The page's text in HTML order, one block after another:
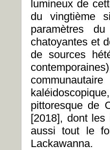
lumineux de
du vingtième
paramètres
chatoyantes et
de sources
pittoresque de
[2018], dont les
aussi tout le
Lackawanna.